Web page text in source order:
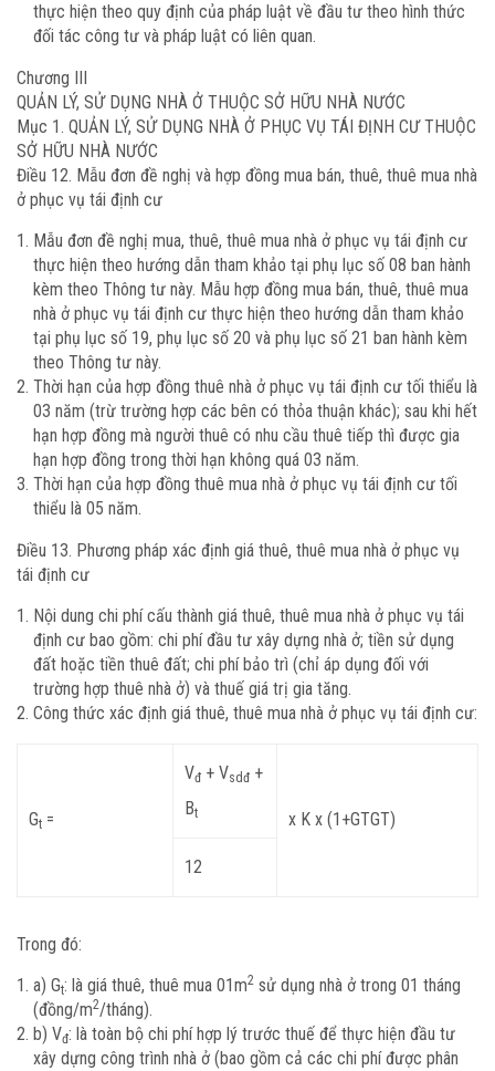
thực hiện theo quy định của pháp luật về đầu tư theo hình thức
đối tác công tư và pháp luật có liên quan.
Chương III
QUẢN LÝ, SỬ DỤNG NHÀ Ở THUỘC SỞ HỮU NHÀ NƯỚC
Mục 1. QUẢN LÝ, SỬ DỤNG NHÀ Ở PHỤC VỤ TÁI ĐỊNH CƯ THUỘC
SỞ HỮU NHÀ NƯỚC
Điều 12. Mẫu đơn đề nghị và hợp đồng mua bán, thuê, thuê mua nhà
ở phục vụ tái định cư
Mẫu đơn đề nghị mua, thuê, thuê mua nhà ở phục vụ tái định cư
thực hiện theo hướng dẫn tham khảo tại phụ lục số 08 ban hành
kèm theo Thông tư này. Mẫu hợp đồng mua bán, thuê, thuê mua
nhà ở phục vụ tái định cư thực hiện theo hướng dẫn tham khảo
tại phụ lục số 19, phụ lục số 20 và phụ lục số 21 ban hành kèm
theo Thông tư này.
Thời hạn của hợp đồng thuê nhà ở phục vụ tái định cư tối thiểu là
03 năm (trừ trường hợp các bên có thỏa thuận khác); sau khi hết
hạn hợp đồng mà người thuê có nhu cầu thuê tiếp thì được gia
hạn hợp đồng trong thời hạn không quá 03 năm.
Thời hạn của hợp đồng thuê mua nhà ở phục vụ tái định cư tối
thiểu là 05 năm.
Điều 13. Phương pháp xác định giá thuê, thuê mua nhà ở phục vụ
tái định cư
Nội dung chi phí cấu thành giá thuê, thuê mua nhà ở phục vụ tái
định cư bao gồm: chi phí đầu tư xây dựng nhà ở; tiền sử dụng
đất hoặc tiền thuê đất; chi phí bảo trì (chỉ áp dụng đối với
trường hợp thuê nhà ở) và thuế giá trị gia tăng.
Công thức xác định giá thuê, thuê mua nhà ở phục vụ tái định cư:
Gt =
Vđ + Vsdđ +
Bt x K x (1+GTGT)
12
Trong đó:
a) Gt: là giá thuê, thuê mua 01m2 sử dụng nhà ở trong 01 tháng
(đồng/m2/tháng).
b) Vđ: là toàn bộ chi phí hợp lý trước thuế để thực hiện đầu tư
xây dựng công trình nhà ở (bao gồm cả các chi phí được phân